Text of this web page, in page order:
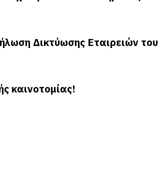
Δικτύωσης Εταιρειών του
καινοτομίας!